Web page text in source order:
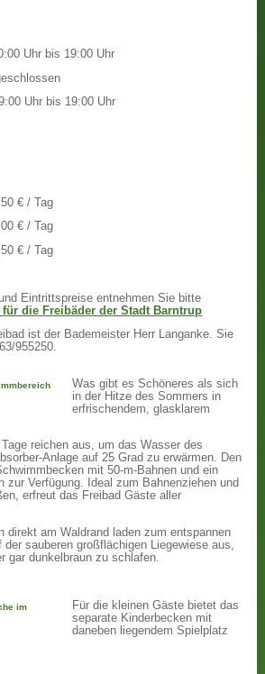
Uhr bis 19:00 Uhr
Uhr bis 19:00 Uhr
€ / Tag
€ / Tag
€ / Tag
Eintrittspreise entnehmen Sie bitte
die Freibäder der Stadt Barntrup
ist der Bademeister Herr Langanke. Sie
955250.
Was gibt es Schöneres als sich
in der Hitze des Sommers in
erfrischendem, glasklarem
reichen aus, um das Wasser des
Anlage auf 25 Grad zu erwärmen. Den
mit 50-m-Bahnen und ein
zur Verfügung. Ideal zum Bahnenziehen und
erfreut das Freibad Gäste aller
direkt am Waldrand laden zum entspannen
sauberen großflächigen Liegewiese aus,
gar dunkelbraun zu schlafen.
Für die kleinen Gäste bietet das
separate Kinderbecken mit
daneben liegendem Spielplatz